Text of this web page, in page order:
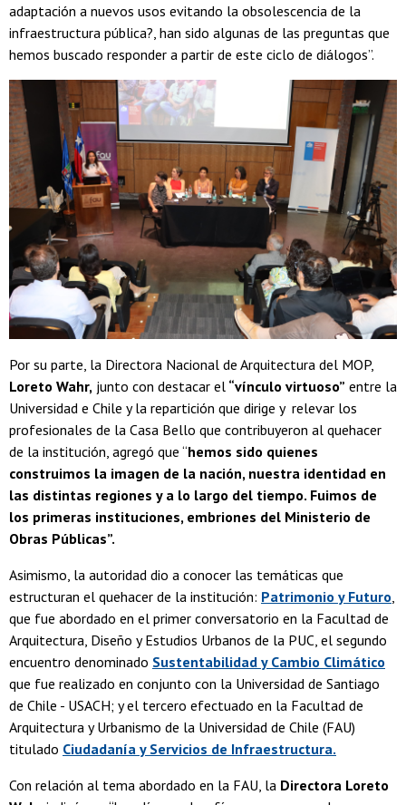
adaptación a nuevos usos evitando la obsolescencia de la
infraestructura pública?, han sido algunas de las preguntas que
hemos buscado responder a partir de este ciclo de diálogos”.
Por su parte, la Directora Nacional de Arquitectura del MOP,
Loreto Wahr, junto con destacar el “vínculo virtuoso” entre la
Universidad e Chile y la repartición que dirige y relevar los
profesionales de la Casa Bello que contribuyeron al quehacer
de la institución, agregó que “hemos sido quienes
construimos la imagen de la nación, nuestra identidad en
las distintas regiones y a lo largo del tiempo. Fuimos de
los primeras instituciones, embriones del Ministerio de
Obras Públicas”.
Asimismo, la autoridad dio a conocer las temáticas que
estructuran el quehacer de la institución: Patrimonio y Futuro
que fue abordado en el primer conversatorio en la Facultad de
Arquitectura, Diseño y Estudios Urbanos de la PUC, el segundo
encuentro denominado Sustentabilidad y Cambio Climático
que fue realizado en conjunto con la Universidad de Santiago
de Chile - USACH; y el tercero efectuado en la Facultad de
Arquitectura y Urbanismo de la Universidad de Chile (FAU)
titulado Ciudadanía y Servicios de Infraestructura.
Con relación al tema abordado en la FAU, la Directora Loreto